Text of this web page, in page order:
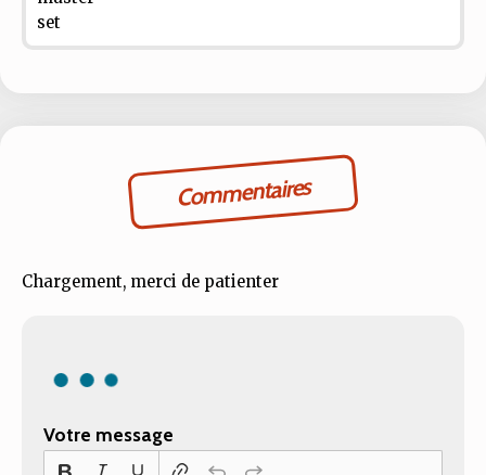
Commentaires
Chargement, merci de patienter
Votre message